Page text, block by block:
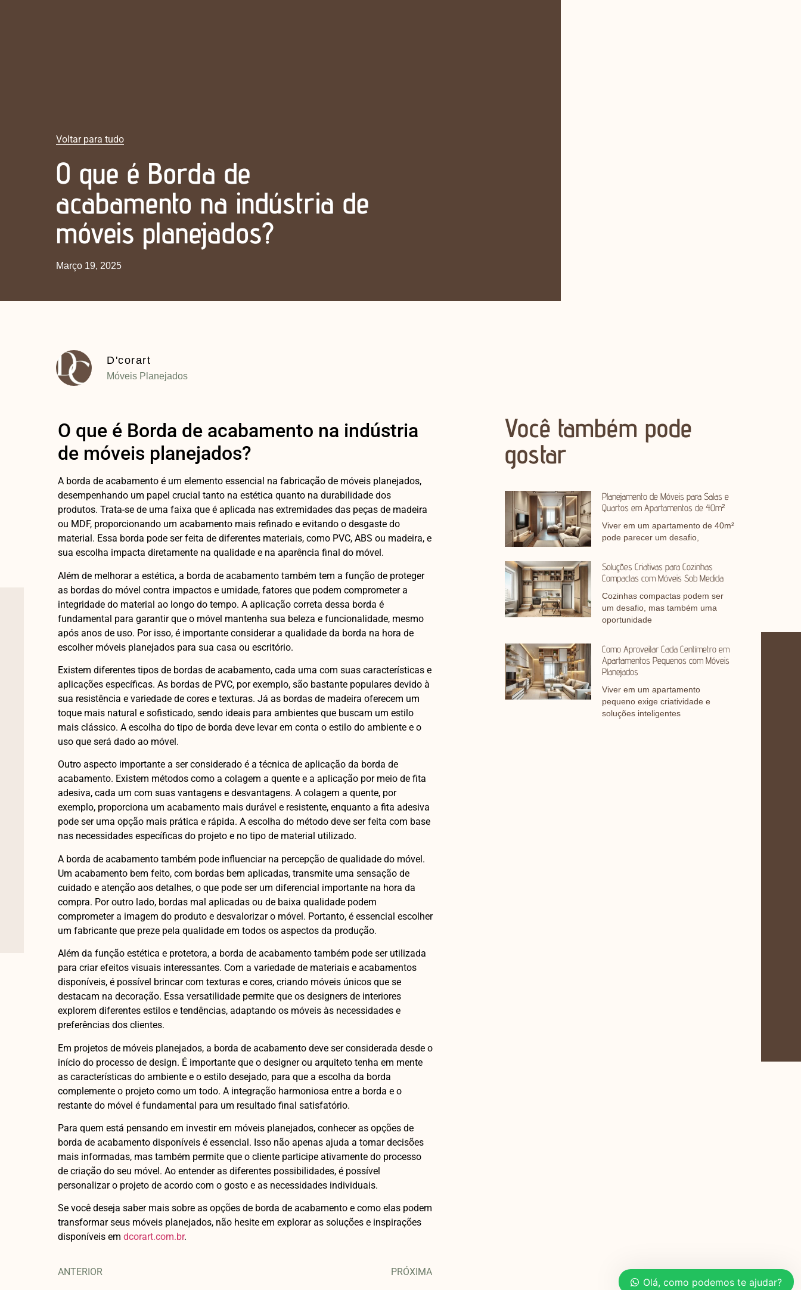
Voltar para tudo
O que é Borda de
acabamento na indústria de
móveis planejados?
Março 19, 2025
D'corart
Móveis Planejados
O que é Borda de acabamento na indústria
de móveis planejados?
A borda de acabamento é um elemento essencial na fabricação de móveis planejados,
desempenhando um papel crucial tanto na estética quanto na durabilidade dos
produtos. Trata-se de uma faixa que é aplicada nas extremidades das peças de madeira
ou MDF, proporcionando um acabamento mais refinado e evitando o desgaste do
material. Essa borda pode ser feita de diferentes materiais, como PVC, ABS ou madeira, e
sua escolha impacta diretamente na qualidade e na aparência final do móvel.
Além de melhorar a estética, a borda de acabamento também tem a função de proteger
as bordas do móvel contra impactos e umidade, fatores que podem comprometer a
integridade do material ao longo do tempo. A aplicação correta dessa borda é
fundamental para garantir que o móvel mantenha sua beleza e funcionalidade, mesmo
após anos de uso. Por isso, é importante considerar a qualidade da borda na hora de
escolher móveis planejados para sua casa ou escritório.
Existem diferentes tipos de bordas de acabamento, cada uma com suas características e
aplicações específicas. As bordas de PVC, por exemplo, são bastante populares devido à
sua resistência e variedade de cores e texturas. Já as bordas de madeira oferecem um
toque mais natural e sofisticado, sendo ideais para ambientes que buscam um estilo
mais clássico. A escolha do tipo de borda deve levar em conta o estilo do ambiente e o
uso que será dado ao móvel.
Outro aspecto importante a ser considerado é a técnica de aplicação da borda de
acabamento. Existem métodos como a colagem a quente e a aplicação por meio de fita
adesiva, cada um com suas vantagens e desvantagens. A colagem a quente, por
exemplo, proporciona um acabamento mais durável e resistente, enquanto a fita adesiva
pode ser uma opção mais prática e rápida. A escolha do método deve ser feita com base
nas necessidades específicas do projeto e no tipo de material utilizado.
A borda de acabamento também pode influenciar na percepção de qualidade do móvel.
Um acabamento bem feito, com bordas bem aplicadas, transmite uma sensação de
cuidado e atenção aos detalhes, o que pode ser um diferencial importante na hora da
compra. Por outro lado, bordas mal aplicadas ou de baixa qualidade podem
comprometer a imagem do produto e desvalorizar o móvel. Portanto, é essencial escolher
um fabricante que preze pela qualidade em todos os aspectos da produção.
Além da função estética e protetora, a borda de acabamento também pode ser utilizada
para criar efeitos visuais interessantes. Com a variedade de materiais e acabamentos
disponíveis, é possível brincar com texturas e cores, criando móveis únicos que se
destacam na decoração. Essa versatilidade permite que os designers de interiores
explorem diferentes estilos e tendências, adaptando os móveis às necessidades e
preferências dos clientes.
Em projetos de móveis planejados, a borda de acabamento deve ser considerada desde o
início do processo de design. É importante que o designer ou arquiteto tenha em mente
as características do ambiente e o estilo desejado, para que a escolha da borda
complemente o projeto como um todo. A integração harmoniosa entre a borda e o
restante do móvel é fundamental para um resultado final satisfatório.
Para quem está pensando em investir em móveis planejados, conhecer as opções de
borda de acabamento disponíveis é essencial. Isso não apenas ajuda a tomar decisões
mais informadas, mas também permite que o cliente participe ativamente do processo
de criação do seu móvel. Ao entender as diferentes possibilidades, é possível
personalizar o projeto de acordo com o gosto e as necessidades individuais.
Se você deseja saber mais sobre as opções de borda de acabamento e como elas podem
transformar seus móveis planejados, não hesite em explorar as soluções e inspirações
disponíveis em dcorart.com.br.
ANTERIOR PRÓXIMA
Você também pode
gostar
Planejamento de Móveis para Salas e
Quartos em Apartamentos de 40m²
Viver em um apartamento de 40m²
pode parecer um desafio,
Soluções Criativas para Cozinhas
Compactas com Móveis Sob Medida
Cozinhas compactas podem ser
um desafio, mas também uma
oportunidade
Como Aproveitar Cada Centímetro em
Apartamentos Pequenos com Móveis
Planejados
Viver em um apartamento
pequeno exige criatividade e
soluções inteligentes
Olá, como podemos te ajudar?